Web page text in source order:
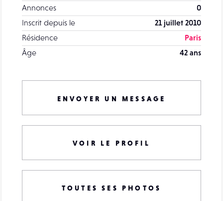
Annonces
0
Inscrit depuis le
21 juillet 2010
Résidence
Paris
Âge
42 ans
ENVOYER UN MESSAGE
VOIR LE PROFIL
TOUTES SES PHOTOS